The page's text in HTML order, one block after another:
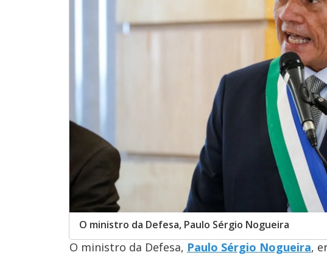
O ministro da Defesa, Paulo Sérgio Nogueira
O ministro da Defesa, Paulo Sérgio Nogueira,